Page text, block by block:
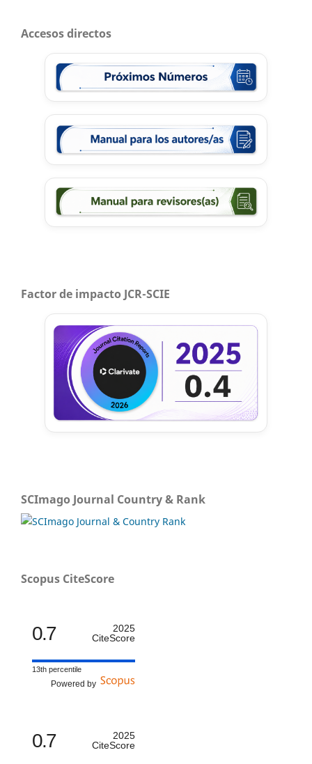
Accesos directos
Factor de impacto JCR-SCIE
SCImago Journal Country & Rank
Scopus CiteScore
0.7
2025
CiteScore
13th percentile
Powered by
0.7
2025
CiteScore